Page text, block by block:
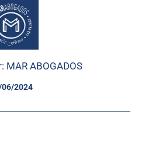
MAR ABOGADOS
2024